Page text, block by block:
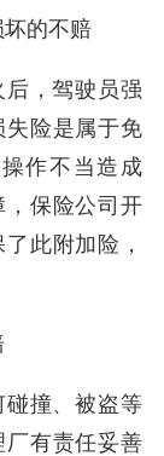
的不赔
，驾驶员强
险是属于免
作不当造成
，保险公司开
此附加险，
撞、被盗等
有责任妥善